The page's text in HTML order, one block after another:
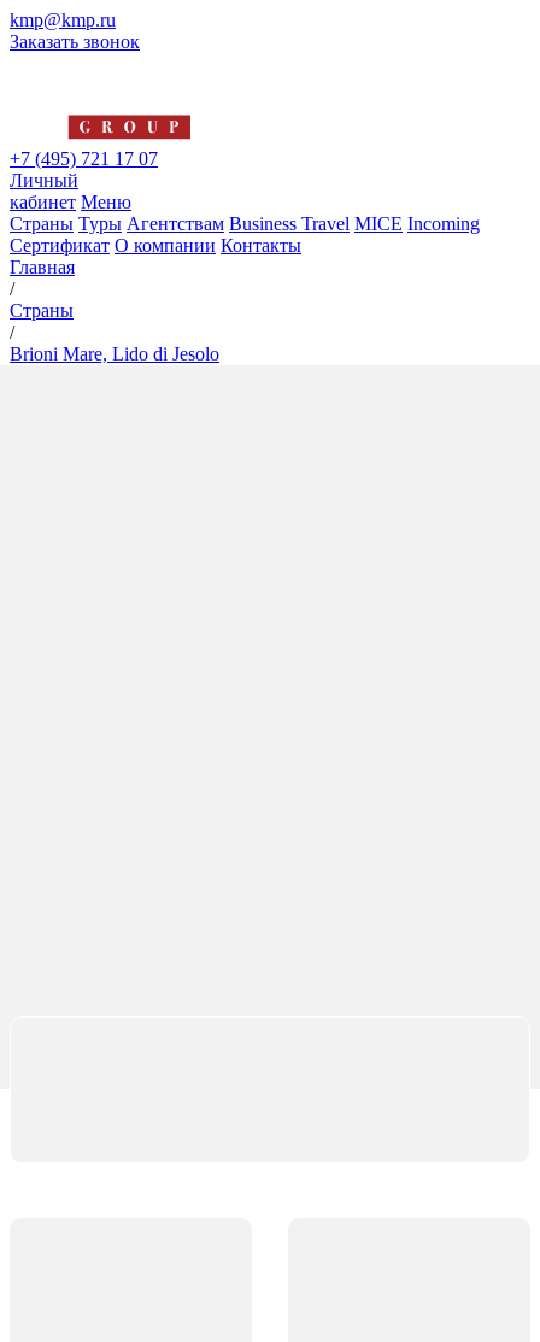
kmp@kmp.ru
Заказать звонок
+7 (495) 721 17 07
Личный
кабинет Меню
Страны Туры Агентствам Business Travel MICE Incoming
Сертификат О компании Контакты
Главная
/
Страны
/
Brioni Mare, Lido di Jesolo